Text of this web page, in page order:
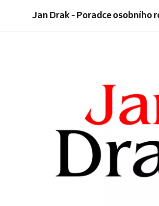
Jan Drak - Poradce osobního
úvodní
životu